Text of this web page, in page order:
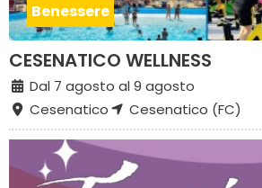
Benessere
CESENATICO WELLNESS
Dal 7 agosto al 9 agosto
Cesenatico
Cesenatico (FC)